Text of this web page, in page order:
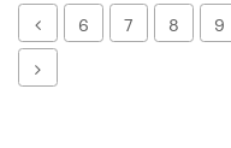
Назад
6 7 8 9
Далее